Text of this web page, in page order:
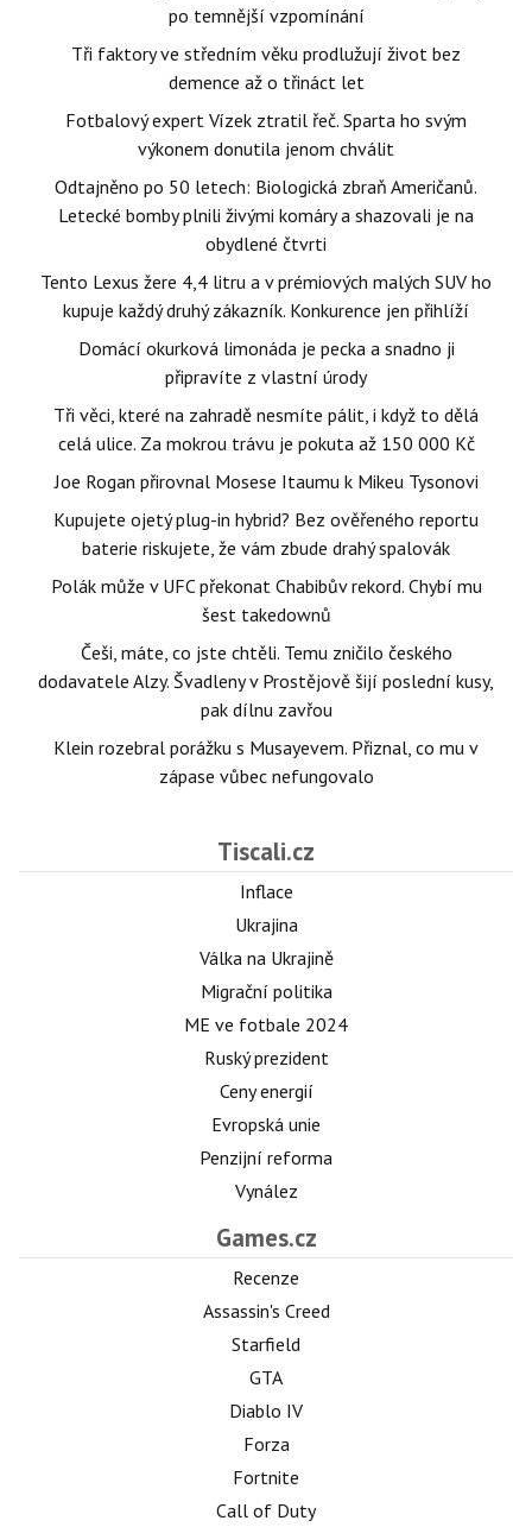
po temnější vzpomínání
Tři faktory ve středním věku prodlužují život bez
demence až o třináct let
Fotbalový expert Vízek ztratil řeč. Sparta ho svým
výkonem donutila jenom chválit
Odtajněno po 50 letech: Biologická zbraň Američanů.
Letecké bomby plnili živými komáry a shazovali je na
obydlené čtvrti
Tento Lexus žere 4,4 litru a v prémiových malých SUV ho
kupuje každý druhý zákazník. Konkurence jen přihlíží
Domácí okurková limonáda je pecka a snadno ji
připravíte z vlastní úrody
Tři věci, které na zahradě nesmíte pálit, i když to dělá
celá ulice. Za mokrou trávu je pokuta až 150 000 Kč
Joe Rogan přirovnal Mosese Itaumu k Mikeu Tysonovi
Kupujete ojetý plug-in hybrid? Bez ověřeného reportu
baterie riskujete, že vám zbude drahý spalovák
Polák může v UFC překonat Chabibův rekord. Chybí mu
šest takedownů
Češi, máte, co jste chtěli. Temu zničilo českého
dodavatele Alzy. Švadleny v Prostějově šijí poslední kusy,
pak dílnu zavřou
Klein rozebral porážku s Musayevem. Přiznal, co mu v
zápase vůbec nefungovalo
Tiscali.cz
Inflace
Ukrajina
Válka na Ukrajině
Migrační politika
ME ve fotbale 2024
Ruský prezident
Ceny energií
Evropská unie
Penzijní reforma
Vynález
Games.cz
Recenze
Assassin's Creed
Starfield
GTA
Diablo IV
Forza
Fortnite
Call of Duty